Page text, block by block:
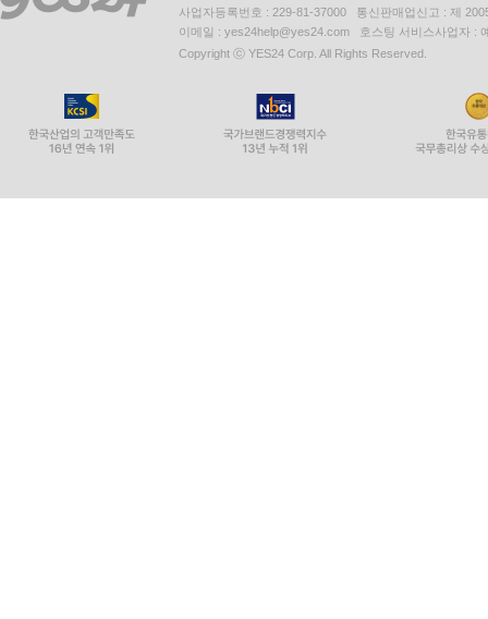
사업자등록번호 : 229-81-37000 통신판매업신고 : 제
이메일 : yes24help@yes24.com 호스팅 서비스사업자 :
Copyright ⓒ YES24 Corp. All Rights Reserved.